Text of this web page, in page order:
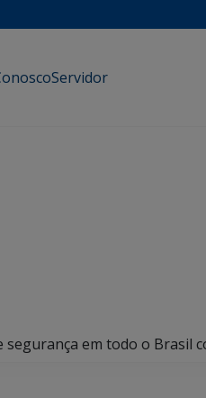
Servidor
em todo o Brasil